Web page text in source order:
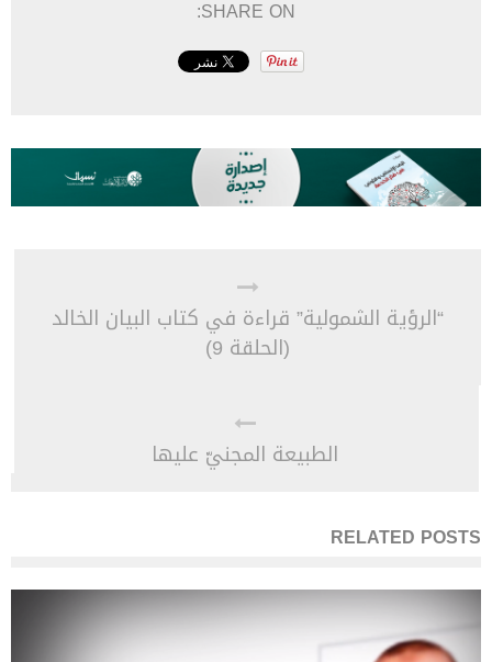
SHARE ON:
“الرؤية الشمولية” قراءة في كتاب البيان الخالد
(الحلقة 9)
الطبيعة المجنيّ عليها
RELATED POSTS